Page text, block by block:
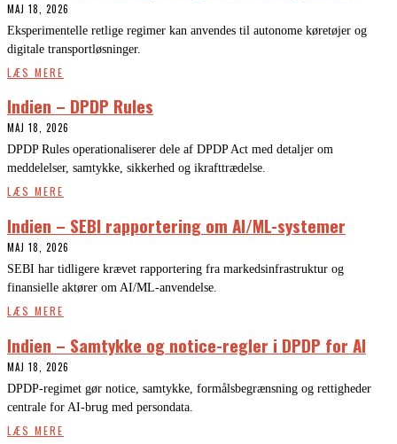
MAJ 18, 2026
Eksperimentelle retlige regimer kan anvendes til autonome køretøjer og
digitale transportløsninger.
LÆS MERE
Indien – DPDP Rules
MAJ 18, 2026
DPDP Rules operationaliserer dele af DPDP Act med detaljer om
meddelelser, samtykke, sikkerhed og ikrafttrædelse.
LÆS MERE
Indien – SEBI rapportering om AI/ML-systemer
MAJ 18, 2026
SEBI har tidligere krævet rapportering fra markedsinfrastruktur og
finansielle aktører om AI/ML-anvendelse.
LÆS MERE
Indien – Samtykke og notice-regler i DPDP for AI
MAJ 18, 2026
DPDP-regimet gør notice, samtykke, formålsbegrænsning og rettigheder
centrale for AI-brug med persondata.
LÆS MERE